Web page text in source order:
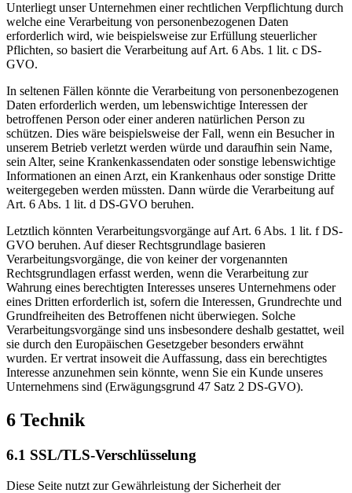
Unterliegt unser Unternehmen einer rechtlichen Verpflichtung durch
welche eine Verarbeitung von personenbezogenen Daten
erforderlich wird, wie beispielsweise zur Erfüllung steuerlicher
Pflichten, so basiert die Verarbeitung auf Art. 6 Abs. 1 lit. c DS-
GVO.
In seltenen Fällen könnte die Verarbeitung von personenbezogenen
Daten erforderlich werden, um lebenswichtige Interessen der
betroffenen Person oder einer anderen natürlichen Person zu
schützen. Dies wäre beispielsweise der Fall, wenn ein Besucher in
unserem Betrieb verletzt werden würde und daraufhin sein Name,
sein Alter, seine Krankenkassendaten oder sonstige lebenswichtige
Informationen an einen Arzt, ein Krankenhaus oder sonstige Dritte
weitergegeben werden müssten. Dann würde die Verarbeitung auf
Art. 6 Abs. 1 lit. d DS-GVO beruhen.
Letztlich könnten Verarbeitungsvorgänge auf Art. 6 Abs. 1 lit. f DS-
GVO beruhen. Auf dieser Rechtsgrundlage basieren
Verarbeitungsvorgänge, die von keiner der vorgenannten
Rechtsgrundlagen erfasst werden, wenn die Verarbeitung zur
Wahrung eines berechtigten Interesses unseres Unternehmens oder
eines Dritten erforderlich ist, sofern die Interessen, Grundrechte und
Grundfreiheiten des Betroffenen nicht überwiegen. Solche
Verarbeitungsvorgänge sind uns insbesondere deshalb gestattet, weil
sie durch den Europäischen Gesetzgeber besonders erwähnt
wurden. Er vertrat insoweit die Auffassung, dass ein berechtigtes
Interesse anzunehmen sein könnte, wenn Sie ein Kunde unseres
Unternehmens sind (Erwägungsgrund 47 Satz 2 DS-GVO).
6 Technik
6.1 SSL/TLS-Verschlüsselung
Diese Seite nutzt zur Gewährleistung der Sicherheit der